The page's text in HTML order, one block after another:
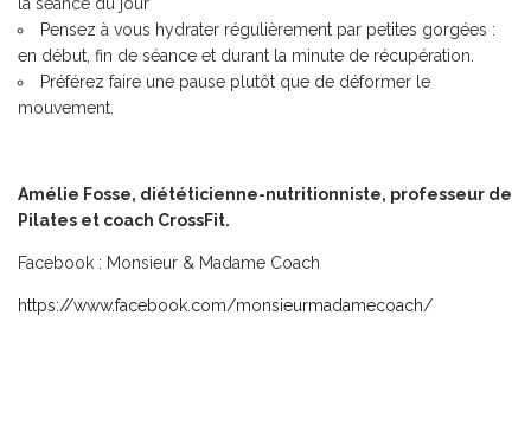
Pensez à vous hydrater régulièrement par petites gorgées :
en début, fin de séance et durant la minute de récupération.
Préférez faire une pause plutôt que de déformer le
mouvement.
Amélie Fosse, diététicienne-nutritionniste, professeur de
Pilates et coach CrossFit.
Facebook : Monsieur & Madame Coach
https://www.facebook.com/monsieurmadamecoach/